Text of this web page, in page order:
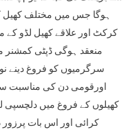
ہوگا جس میں مختلف کھیل
منعقد ہوگی ڈپٹی کمشنر
سرگرمیوں کو فروغ دینے
اورقومی دن کی مناسبت
کھیلوں کے فروغ میں دلچسپی
کرائی اور اس بات